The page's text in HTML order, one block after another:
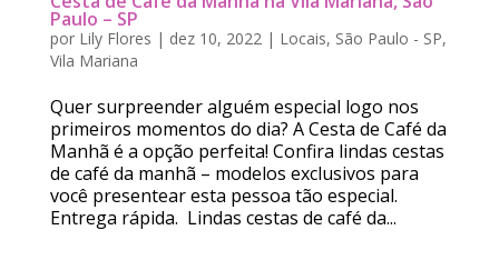
Paulo – SP
por Lily Flores | dez 10, 2022| Locais, São Paulo - SP,
Vila Mariana
Quer surpreender alguém especial logo nos
primeiros momentos do dia? A Cesta de Café da
Manhã é a opção perfeita! Confira lindas cestas
de café da manhã – modelos exclusivos para
você presentear esta pessoa tão especial.
Entrega rápida. Lindas cestas de café da...